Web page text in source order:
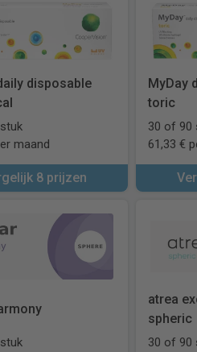
disposable
maand
8 prijzen
MyDay
toric
30 of 90
61,33 €
atrea
spheric
30 of 90